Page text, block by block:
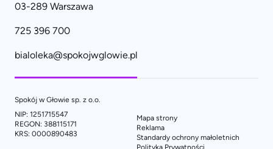
03-289 Warszawa
725 396 700
bialoleka@spokojwglowie.pl
Spokój w Głowie sp. z o.o.
NIP: 1251715547
REGON: 388115171
KRS: 0000890483
Mapa strony
Reklama
Standardy ochrony małoletnich
Polityka Prywatności